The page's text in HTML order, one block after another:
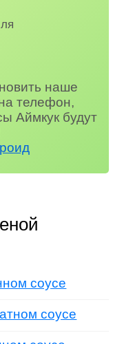
наше
телефон,
Аймкук будут
соусе
соусе